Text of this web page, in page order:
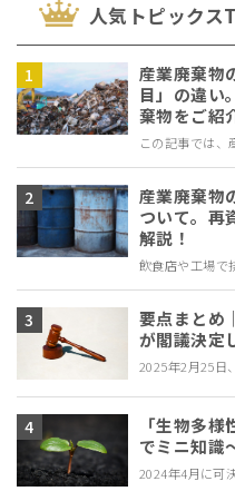
⼈気トピックス
産業廃棄物
目」の違い
棄物をご紹
この記事では、
産業廃棄物
ついて。再
解説！
飲食店や工場で
要点まとめ
が閣議決定
2025年2月25日
「生物多
でミニ知識
2024年4月に可決